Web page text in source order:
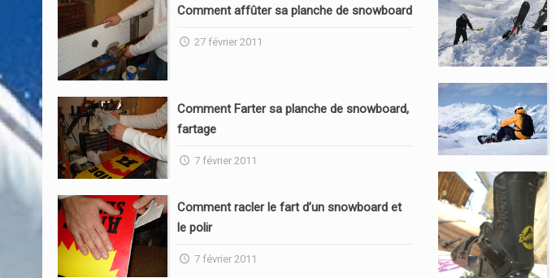
Comment affûter sa planche de snowboard
27 février 2011
Comment Farter sa planche de snowboard,
fartage
7 février 2011
Comment racler le fart d’un snowboard et
le polir
7 février 2011